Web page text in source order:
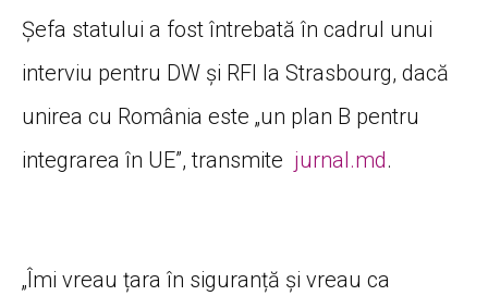
Șefa statului a fost întrebată în cadrul unui
interviu pentru DW și RFI la Strasbourg, dacă
unirea cu România este „un plan B pentru
integrarea în UE”, transmite jurnal.md.
„Îmi vreau țara în siguranță și vreau ca